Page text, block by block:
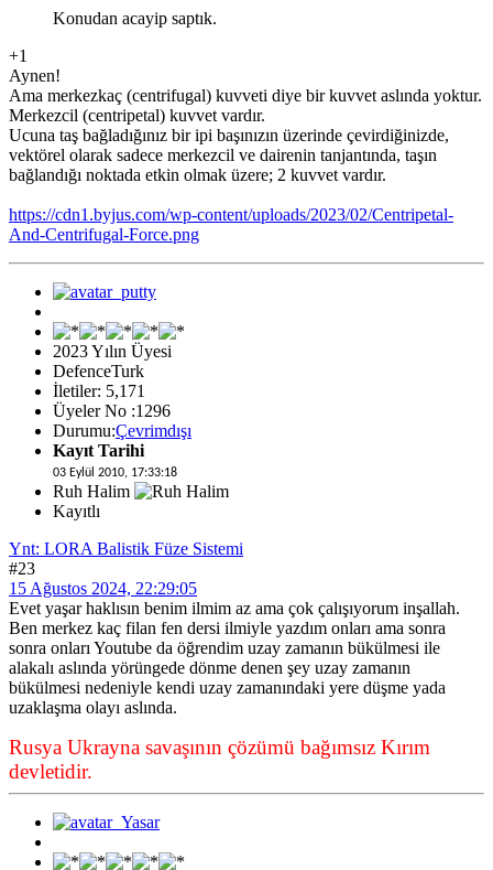
Konudan acayip saptık.
+1
Aynen!
Ama merkezkaç (centrifugal) kuvveti diye bir kuvvet aslında yoktur.
Merkezcil (centripetal) kuvvet vardır.
Ucuna taş bağladığınız bir ipi başınızın üzerinde çevirdiğinizde,
vektörel olarak sadece merkezcil ve dairenin tanjantında, taşın
bağlandığı noktada etkin olmak üzere; 2 kuvvet vardır.
https://cdn1.byjus.com/wp-content/uploads/2023/02/Centripetal-
And-Centrifugal-Force.png
2023 Yılın Üyesi
DefenceTurk
İletiler: 5,171
Üyeler No :1296
Durumu:Çevrimdışı
Kayıt Tarihi
03 Eylül 2010, 17:33:18
Ruh Halim
Kayıtlı
Ynt: LORA Balistik Füze Sistemi
#23
15 Ağustos 2024, 22:29:05
Evet yaşar haklısın benim ilmim az ama çok çalışıyorum inşallah.
Ben merkez kaç filan fen dersi ilmiyle yazdım onları ama sonra
sonra onları Youtube da öğrendim uzay zamanın bükülmesi ile
alakalı aslında yörüngede dönme denen şey uzay zamanın
bükülmesi nedeniyle kendi uzay zamanındaki yere düşme yada
uzaklaşma olayı aslında.
Rusya Ukrayna savaşının çözümü bağımsız Kırım
devletidir.